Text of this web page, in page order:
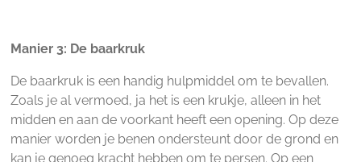
Manier 3: De baarkruk
De baarkruk is een handig hulpmiddel om te bevallen.
Zoals je al vermoed, ja het is een krukje, alleen in het
midden en aan de voorkant heeft een opening. Op deze
manier worden je benen ondersteunt door de grond en
kan je genoeg kracht hebben om te persen. Op een